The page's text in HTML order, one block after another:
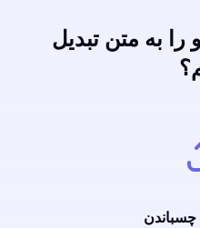
را به متن تبدیل
چسباندن